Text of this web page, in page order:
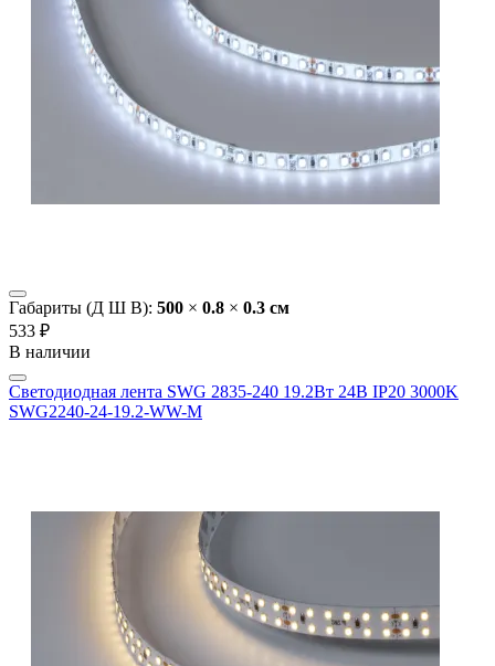
Габариты (Д Ш В): 500 × 0.8 × 0.3 cм
533 ₽
В наличии
Светодиодная лента SWG 2835-240 19.2Вт 24В IP20 3000K
SWG2240-24-19.2-WW-M